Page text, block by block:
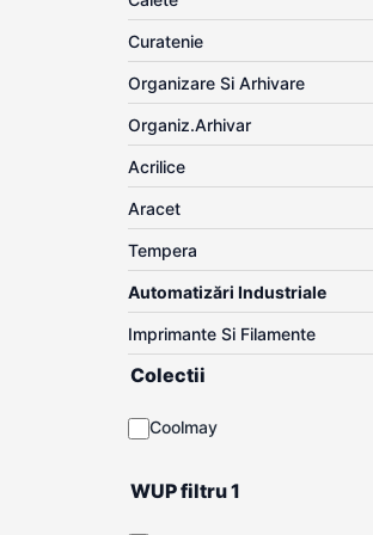
Curatenie
Organizare Si Arhivare
Organiz.arhivar
Acrilice
Aracet
Tempera
Automatizări Industriale
Imprimante Si Filamente
Colectii
Coolmay
WUP filtru 1